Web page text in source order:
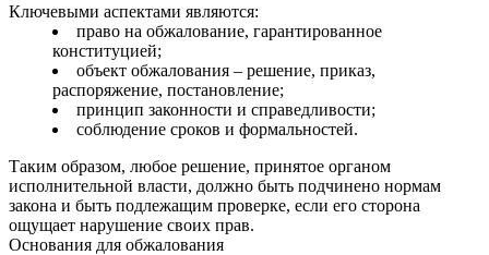
Ключевыми аспектами являются:
право на обжалование, гарантированное
конституцией;
объект обжалования – решение, приказ,
распоряжение, постановление;
принцип законности и справедливости;
соблюдение сроков и формальностей.
Таким образом, любое решение, принятое органом
исполнительной власти, должно быть подчинено нормам
закона и быть подлежащим проверке, если его сторона
ощущает нарушение своих прав.
Основания для обжалования